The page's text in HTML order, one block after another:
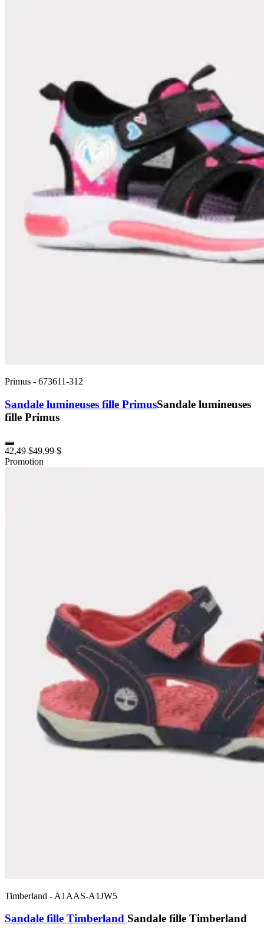
Primus - 673611-312
Sandale lumineuses fille PrimusSandale lumineuses
fille Primus
42,49 $49,99 $
Promotion
Timberland - A1AAS-A1JW5
Sandale fille Timberland Sandale fille Timberland